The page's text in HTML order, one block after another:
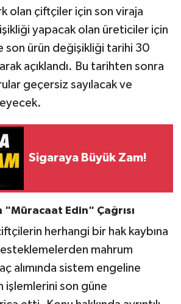
olan çiftçiler için son viraja
yapacak olan üreticiler için
son ürün değişikliği tarihi 30
açıklandı. Bu tarihten sonra
geçersiz sayılacak ve
Sigaraya Büyük Zam!
Edin" Çağrısı
herhangi bir hak kaybına
mahrum
alımında sistem engeline
işlemlerini son güne